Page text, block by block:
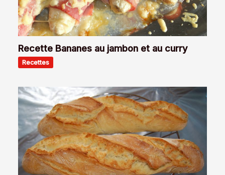
Recette Bananes au jambon et au curry
Recettes